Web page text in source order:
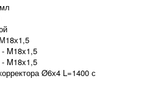
M18x1,5
M18x1,5
Ø6х4 L=1400 с